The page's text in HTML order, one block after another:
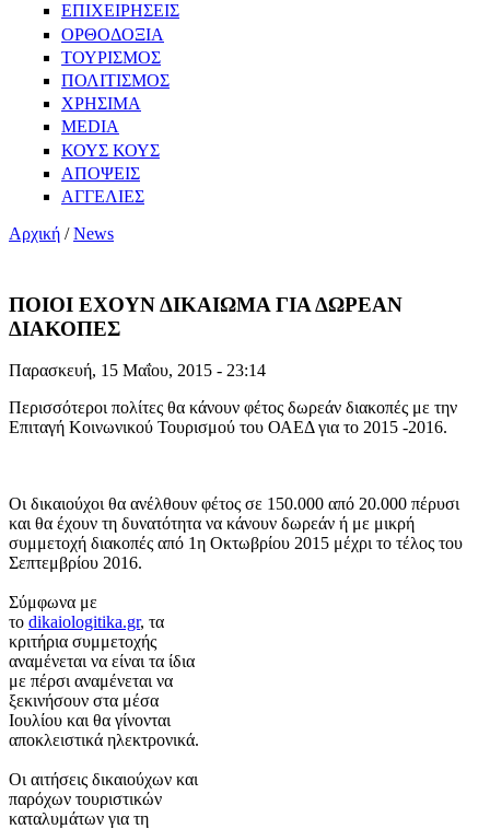
ΕΠΙΧΕΙΡΗΣΕΙΣ
ΟΡΘΟΔΟΞΙΑ
ΤΟΥΡΙΣΜΟΣ
ΠΟΛΙΤΙΣΜΟΣ
ΧΡΗΣΙΜΑ
MEDIA
ΚΟΥΣ ΚΟΥΣ
ΑΠΟΨΕΙΣ
ΑΓΓΕΛΙΕΣ
Αρχική /News
ΠΟΙΟΙ ΕΧΟΥΝ ΔΙΚΑΙΩΜΑ ΓΙΑ ΔΩΡΕΑΝ
ΔΙΑΚΟΠΕΣ
Παρασκευή, 15 Μαΐου, 2015 - 23:14
Περισσότεροι πολίτες θα κάνουν φέτος δωρεάν διακοπές με την
Επιταγή Κοινωνικού Τουρισμού του ΟΑΕΔ για το 2015 -2016.
Οι δικαιούχοι θα ανέλθουν φέτος σε 150.000 από 20.000 πέρυσι
και θα έχουν τη δυνατότητα να κάνουν δωρεάν ή με μικρή
συμμετοχή διακοπές από 1η Οκτωβρίου 2015 μέχρι το τέλος του
Σεπτεμβρίου 2016.
Σύμφωνα με
το dikaiologitika.gr, τα
κριτήρια συμμετοχής
αναμένεται να είναι τα ίδια
με πέρσι αναμένεται να
ξεκινήσουν στα μέσα
Ιουλίου και θα γίνονται
αποκλειστικά ηλεκτρονικά.
Οι αιτήσεις δικαιούχων και
παρόχων τουριστικών
καταλυμάτων για τη